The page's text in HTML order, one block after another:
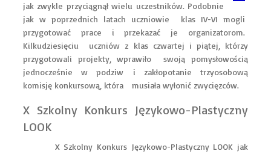
jak zwykle przyciągnął wielu uczestników. Podobnie
jak w poprzednich latach uczniowie klas IV-VI mogli
przygotować prace i przekazać je organizatorom.
Kilkudziesięciu uczniów z klas czwartej i piątej, którzy
przygotowali projekty, wprawiło swoją pomysłowością
jednocześnie w podziw i zakłopotanie trzyosobową
komisję konkursową, która musiała wyłonić zwycięzców.
X Szkolny Konkurs Językowo-Plastyczny
LOOK
X Szkolny Konkurs Językowo-Plastyczny LOOK jak